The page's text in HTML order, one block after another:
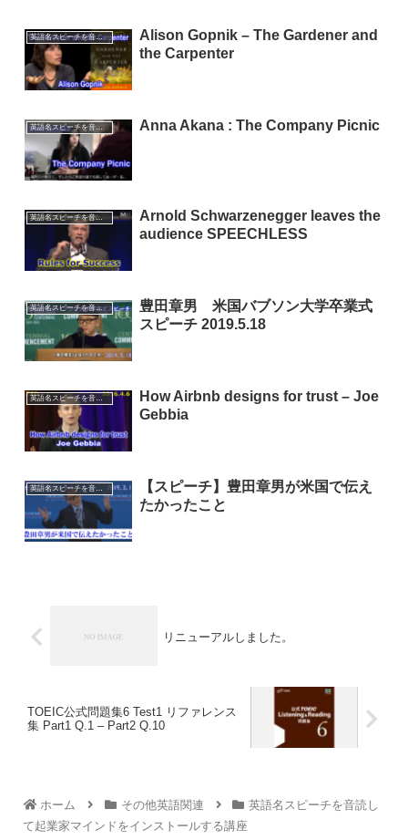
英語名スピーチを音読して起業家マインドをインストールする講座
Alison Gopnik – The Gardener and
the Carpenter
英語名スピーチを音読して起業家マインドをインストールする講座 Anna Akana : The Company Picnic
英語名スピーチを音読して起業家マインドをインストールする講座
Arnold Schwarzenegger leaves the
audience SPEECHLESS
英語名スピーチを音読して起業家マインドをインストールする講座
豊田章男 米国バブソン大学卒業式
スピーチ 2019.5.18
英語名スピーチを音読して起業家マインドをインストールする講座
How Airbnb designs for trust – Joe
Gebbia
英語名スピーチを音読して起業家マインドをインストールする講座
【スピーチ】豊田章男が米国で伝え
たかったこと
リニューアルしました。
TOEIC公式問題集6 Test1 リファレンス
集 Part1 Q.1 – Part2 Q.10
ホーム その他英語関連
英語名スピーチを音読し
て起業家マインドをインストールする講座